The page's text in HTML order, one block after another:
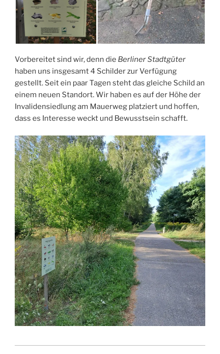
Vorbereitet sind wir, denn die Berliner Stadtgüter
haben uns insgesamt 4 Schilder zur Verfügung
gestellt. Seit ein paar Tagen steht das gleiche Schild an
einem neuen Standort. Wir haben es auf der Höhe der
Invalidensiedlung am Mauerweg platziert und hoffen,
dass es Interesse weckt und Bewusstsein schafft.